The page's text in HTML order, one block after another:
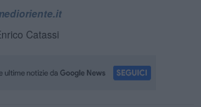
Catassi